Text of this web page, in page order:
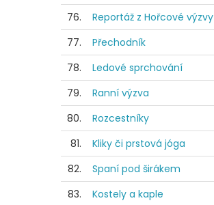
76.
Reportáž z Hořcové výzvy
77.
Přechodník
78.
Ledové sprchování
79.
Ranní výzva
80.
Rozcestníky
81.
Kliky či prstová jóga
82.
Spaní pod širákem
83.
Kostely a kaple